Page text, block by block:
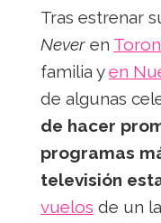
Tras estrenar
Never en
familia yen
de algunas
de hacer
programas
televisión
vuelos de un